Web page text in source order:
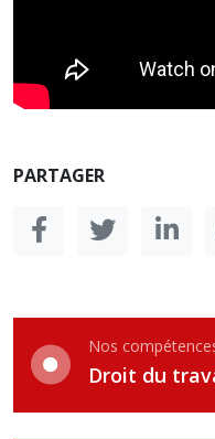
PARTAGER
Nos
Droit du